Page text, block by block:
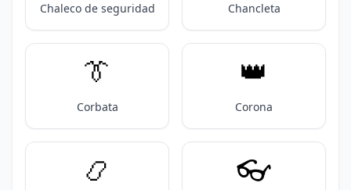
Chaleco de seguridad Chancleta
👔
Corbata
👑
Corona
📿 👓️